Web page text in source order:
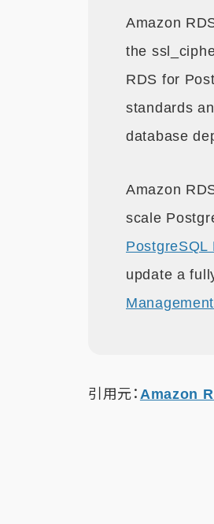
Amazon
the
RDS for
standards
database
Amazon
scale
PostgreSQL
update a
引用元： Amazon